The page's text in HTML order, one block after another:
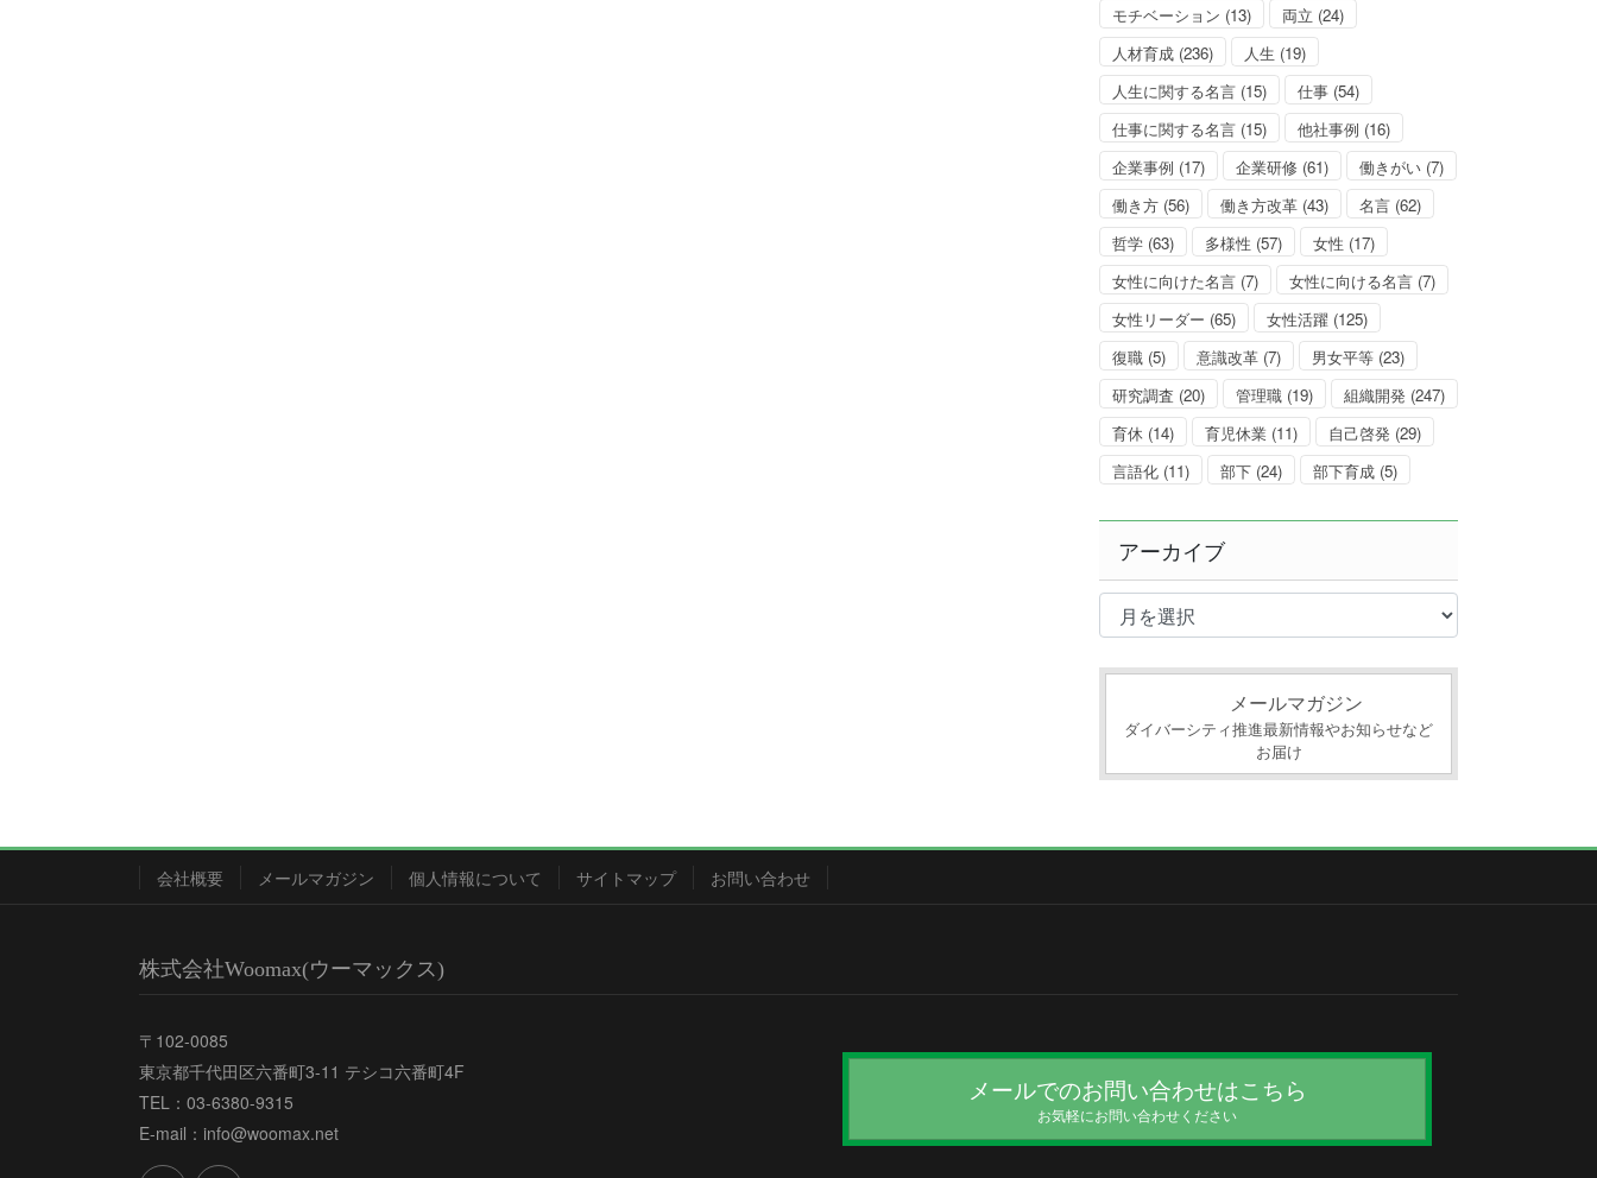
モチベーション (13) 両立 (24)
人材育成 (236) 人生 (19)
人生に関する名言 (15) 仕事 (54)
仕事に関する名言 (15) 他社事例 (16)
企業事例 (17) 企業研修 (61) 働きがい (7)
働き方 (56) 働き方改革 (43) 名言 (62)
哲学 (63) 多様性 (57) 女性 (17)
女性に向けた名言 (7) 女性に向ける名言 (7)
女性リーダー (65) 女性活躍 (125)
復職 (5) 意識改革 (7) 男女平等 (23)
研究調査 (20) 管理職 (19) 組織開発 (247)
育休 (14) 育児休業 (11) 自己啓発 (29)
言語化 (11) 部下 (24) 部下育成 (5)
アーカイブ
ア
イ
メールマガジン
ダイバーシティ推進最新情報やお知らせなど
お届け
会社概要 メールマガジン 個人情報について サイトマップ お問い合わせ
株式会社Woomax(ウーマックス)
〒102-0085
東京都千代田区六番町3-11 テシコ六番町4F
TEL：03-6380-9315
E-mail：info@woomax.net
メールでのお問い合わせはこちら
お気軽にお問い合わせください